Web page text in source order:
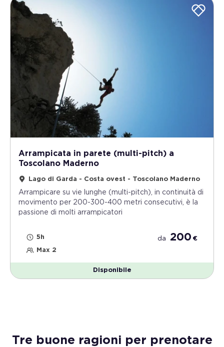
Arrampicata in parete (multi-pitch) a
Toscolano Maderno
Lago di Garda - Costa ovest - Toscolano Maderno
Arrampicare su vie lunghe (multi-pitch), in continuità di
movimento per 200-300-400 metri consecutivi, è la
passione di molti arrampicatori
5h
Max 2
da 200 €
Disponibile
Tre buone ragioni per prenotare